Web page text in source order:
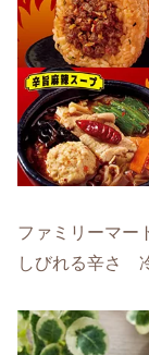
ファミリーマー
しびれる辛さ